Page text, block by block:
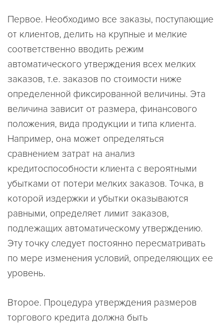
Первое. Необходимо все заказы, поступающие
от клиентов, делить на крупные и мелкие
соответственно вводить режим
автоматического утверждения всех мелких
заказов, т.е. заказов по стоимости ниже
определенной фиксированной величины. Эта
величина зависит от размера, финансового
положения, вида продукции и типа клиента.
Например, она может определяться
сравнением затрат на анализ
кредитоспособности клиента с вероятными
убытками от потери мелких заказов. Точка, в
которой издержки и убытки оказываются
равными, определяет лимит заказов,
подлежащих автоматическому утверждению.
Эту точку следует постоянно пересматривать
по мере изменения условий, определяющих ее
уровень.
Второе. Процедура утверждения размеров
торгового кредита должна быть